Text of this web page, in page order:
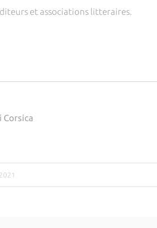
et associations litteraires.